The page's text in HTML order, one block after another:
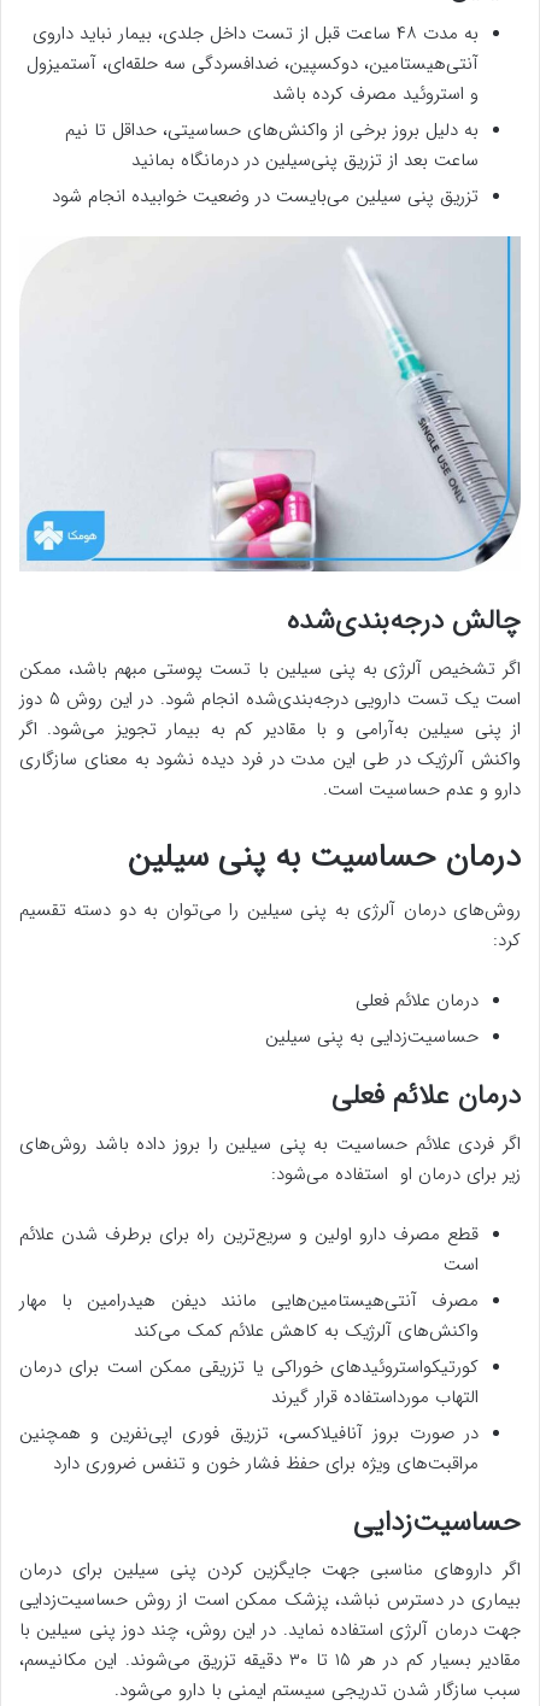
ﺑﻪ ﻣﺪﺕ ۴۸ ﺳﺎﻋﺖ ﻗﺒﻞ ﺍﺯ تست ﺩﺍﺧﻞ ﺟﻠﺪﻱ، ﺑﻴﻤﺎﺭ ﻧﺒﺎﻳﺪ ﺩﺍﺭﻭﻱ
آنتی‌هیستامین، ﺩﻭﻛﺴﭙﻴﻦ، ضدافسردگی ﺳﻪ حلقه‌ای، ﺁﺳﺘﻤﻴﺰﻭﻝ
ﻭ ﺍﺳﺘﺮﻭﺋﻴﺪ ﻣﺼﺮﻑ ﻛﺮﺩﻩ ﺑﺎﺷﺪ
به ﺩﻟﻴﻞ ﺑﺮﻭﺯ ﺑﺮﺧﻲ ﺍﺯ واکنش‌های ﺣﺴﺎﺳﻴﺘﻲ، ﺣﺪﺍﻗﻞ ﺗﺎ ﻧﻴﻢ
ﺳﺎﻋﺖ ﺑﻌﺪ ﺍﺯ ﺗﺰﺭﻳﻖ پنی‌سیلین در درمانگاه بمانید
ﺗﺰﺭﻳﻖ ﭘﻨﻲ ﺳﻴﻠﻴﻦ می‌بایست ﺩﺭ ﻭﺿﻌﻴﺖ ﺧﻮﺍﺑﻴﺪﻩ ﺍﻧﺠﺎﻡ ﺷﻮﺩ
چالش درجه‌بندی‌شده
اگر تشخیص آلرژی به پنی سیلین با تست پوستی مبهم باشد، ممکن
است یک تست دارویی درجه‌بندی‌شده انجام شود. در این روش ۵ دوز
از پنی سیلین به‌آرامی و با مقادیر کم به بیمار تجویز می‌شود. اگر
واکنش آلرژیک در طی این مدت در فرد دیده نشود به معنای سازگاری
دارو و عدم حساسیت است.
درمان حساسیت به پنی سیلین
روش‌های درمان آلرژی به پنی سیلین را می‌توان به دو دسته تقسیم
کرد:
درمان علائم فعلی
حساسیت‌زدایی به پنی سیلین
درمان علائم فعلی
اگر فردی علائم حساسیت به پنی سیلین را بروز داده باشد روش‌های
زیر برای درمان او استفاده می‌شود:
قطع مصرف دارو اولین و سریع‌ترین راه برای برطرف شدن علائم
است
مصرف آنتی‌هیستامین‌هایی مانند دیفن هیدرامین با مهار
واکنش‌های آلرژیک به کاهش علائم کمک می‌کند
کورتیکواستروئیدهای خوراکی یا تزریقی ممکن است برای درمان
التهاب مورداستفاده قرار گیرند
در صورت بروز آنافیلاکسی، تزریق فوری اپی‌نفرین و همچنین
مراقبت‌های ویژه برای حفظ فشار خون و تنفس ضروری دارد
حساسیت‌زدایی
اگر داروهای مناسبی جهت جایگزین کردن پنی سیلین برای درمان
بیماری در دسترس نباشد، پزشک ممکن است از روش حساسیت‌زدایی
جهت درمان آلرژی استفاده نماید. در این روش، چند دوز پنی سیلین با
مقادیر بسیار کم در هر ۱۵ تا ۳۰ دقیقه تزریق می‌شوند. این مکانیسم،
سبب سازگار شدن تدریجی سیستم ایمنی با دارو می‌شود.